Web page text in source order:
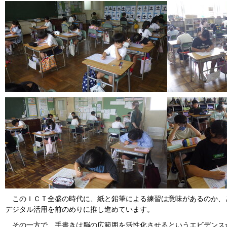
このＩＣＴ全盛の時代に、紙と鉛筆による練習は意味があるのか
デジタル活用を前のめりに推し進めています。
その一方で、手書きは脳の広範囲を活性化させるというエビデン